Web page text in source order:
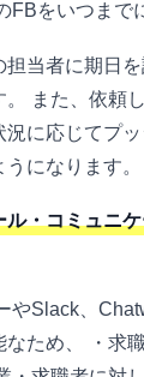
FBをいつまで
担当者に期日
。 また、依頼
況に応じてプ
になります。
・コミュニ
やSlack、
なため、 ・求